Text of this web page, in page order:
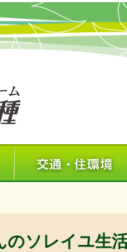
のソレイユ生